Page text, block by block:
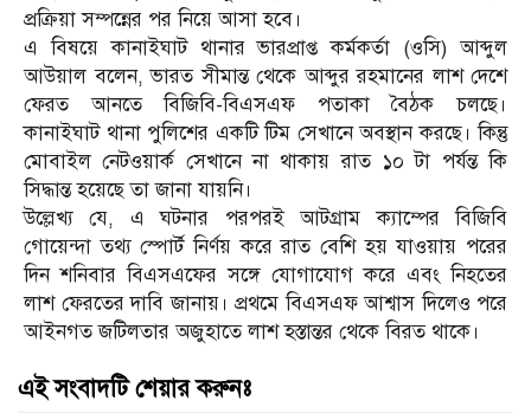
প্রক্রিয়া সম্পন্নের পর নিয়ে আসা হবে।
এ বিষয়ে কানাইঘাট থানার ভারপ্রাপ্ত কর্মকর্তা (ওসি) আব্দুল
আউয়াল বলেন, ভারত সীমান্ত থেকে আব্দুর রহমানের লাশ দেশে
ফেরত আনতে বিজিবি-বিএসএফ পতাকা বৈঠক চলছে।
কানাইঘাট থানা পুলিশের একটি টিম সেখানে অবস্থান করছে। কিন্তু
মোবাইল নেটওয়ার্ক সেখানে না থাকায় রাত ১০ টা পর্যন্ত কি
সিদ্ধান্ত হয়েছে তা জানা যায়নি।
উল্লেখ্য যে, এ ঘটনার পরপরই আটগ্রাম ক্যাম্পের বিজিবি
গোয়েন্দা তথ্য স্পোর্ট নির্ণয় করে রাত বেশি হয় যাওয়ায় পরের
দিন শনিবার বিএসএফের সঙ্গে যোগাযোগ করে এবং নিহতের
লাশ ফেরতের দাবি জানায়। প্রথমে বিএসএফ আশ্বাস দিলেও পরে
আইনগত জটিলতার অজুহাতে লাশ হস্তান্তর থেকে বিরত থাকে।
এই সংবাদটি শেয়ার করুনঃ